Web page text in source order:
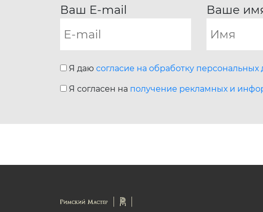
Ваш E-mail Ваше
Я даю согласие на обработку персональных
Я согласен на получение рекламных и